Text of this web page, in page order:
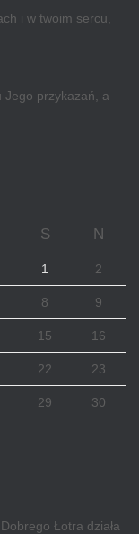
i w twoim sercu,
Jego przykazań, a
S N
1 2
8 9
15 16
22 23
29
30
Łotra działa